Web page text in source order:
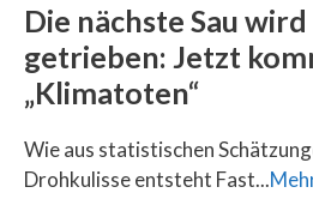
Die nächste Sau
getrieben: Jetzt
„Klimatoten“
Wie aus statistischen
Drohkulisse entsteht Fast...